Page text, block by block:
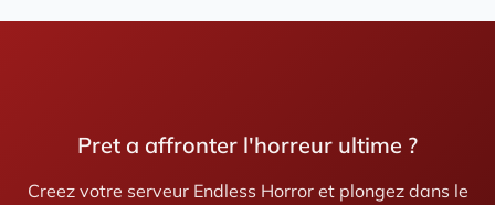
Pret a affronter l'horreur ultime ?
Creez votre serveur Endless Horror et plongez dans le